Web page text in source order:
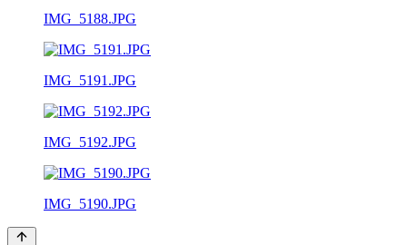
IMG_5188.JPG
IMG_5191.JPG
IMG_5192.JPG
IMG_5190.JPG